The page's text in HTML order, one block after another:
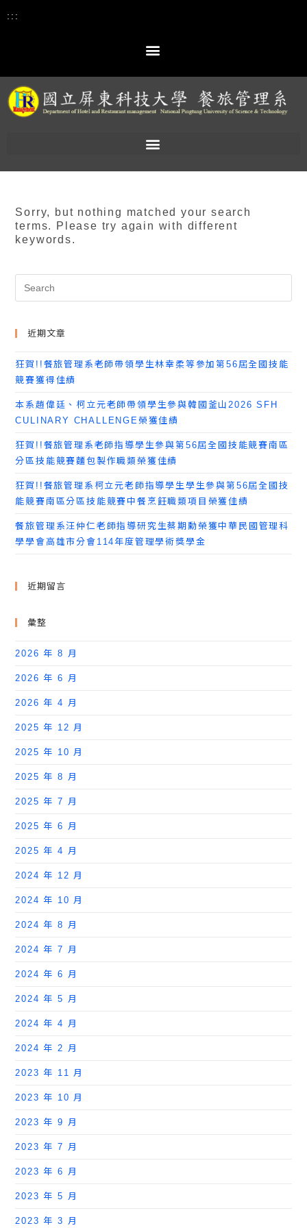
:::
Sorry, but nothing matched your search
terms. Please try again with different
keywords.
近期文章
狂賀!!餐旅管理系老師帶領學生林幸柔等參加第56屆全國技能
競賽獲得佳績
本系趙偉廷、柯立元老師帶領學生參與韓國釜山2026 SFH
CULINARY CHALLENGE榮獲佳績
狂賀!!餐旅管理系老師指導學生參與第56屆全國技能競賽南區
分區技能競賽麵包製作職類榮獲佳績
狂賀!!餐旅管理系柯立元老師指導學生學生參與第56屆全國技
能競賽南區分區技能競賽中餐烹飪職類項目榮獲佳績
餐旅管理系汪仲仁老師指導研究生蔡期勳榮獲中華民國管理科
學學會高雄市分會114年度管理學術獎學金
近期留言
彙整
2026 年 8 月
2026 年 6 月
2026 年 4 月
2025 年 12 月
2025 年 10 月
2025 年 8 月
2025 年 7 月
2025 年 6 月
2025 年 4 月
2024 年 12 月
2024 年 10 月
2024 年 8 月
2024 年 7 月
2024 年 6 月
2024 年 5 月
2024 年 4 月
2024 年 2 月
2023 年 11 月
2023 年 10 月
2023 年 9 月
2023 年 7 月
2023 年 6 月
2023 年 5 月
2023 年 3 月